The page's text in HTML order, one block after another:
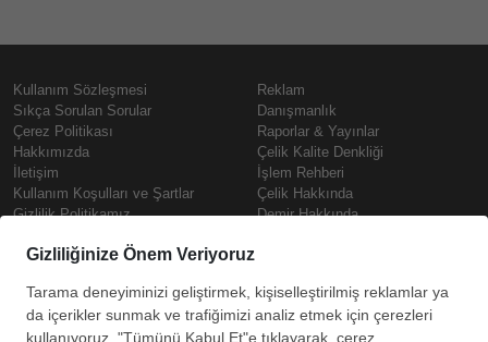
Kullanım Sözleşmesi
Sıkça Sorulan Sorular
Çerez Politikası
Hakkımızda
İletişim
Kullanım Koşulları ve Şartlar
Gizlilik Politikamız
Prime
Reklam
Danışmanlık
Raporlar & Yayınlar
Çelik Kalite Denkliği
İşlem Rehberi
Çelik Hakkında
Demir Hakkında
Çelik Fiyatları
Demir Fiyatları
Copyright © SteelOrbis Elektronik